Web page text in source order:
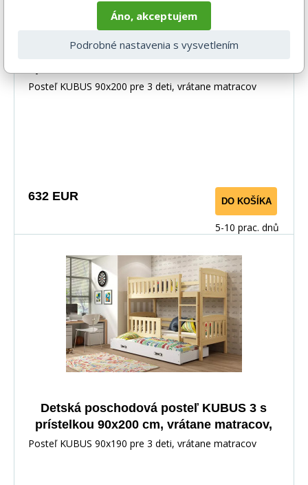
Detská poschodová posteľ KUBUS 3 s
Biela/Biela
Posteľ KUBUS 90x200 pre 3 deti, vrátane matracov
632 EUR DO KOŠÍKA
5-10 prac. dnů
Detská poschodová posteľ KUBUS 3 s
prístelkou 90x200 cm, vrátane matracov,
Prírodná/Biela
Posteľ KUBUS 90x190 pre 3 deti, vrátane matracov
Áno, akceptujem
Podrobné nastavenia s vysvetlením